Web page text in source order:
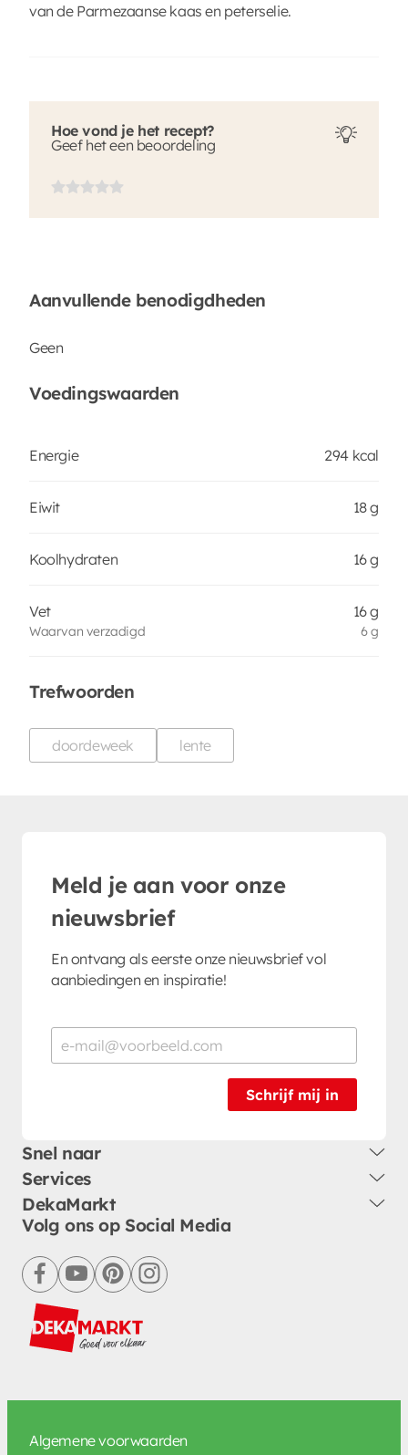
van de Parmezaanse kaas en peterselie.
Hoe vond je het recept?
Geef het een beoordeling
Aanvullende benodigdheden
Geen
Voedingswaarden
Energie 294 kcal
Eiwit 18 g
Koolhydraten 16 g
Vet 16 g
Waarvan verzadigd 6 g
Trefwoorden
doordeweek lente
Meld je aan voor onze
nieuwsbrief
En ontvang als eerste onze nieuwsbrief vol
aanbiedingen en inspiratie!
Schrijf mij in
Snel naar
Services
DekaMarkt
Volg ons op Social Media
facebookyoutubepinterestinstagram
Algemene voorwaarden